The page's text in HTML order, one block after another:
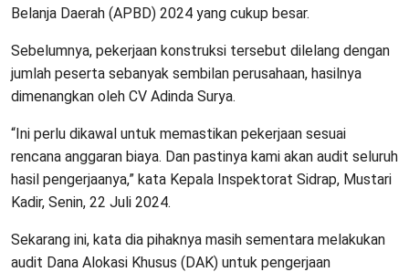
Belanja Daerah (APBD) 2024 yang cukup besar.
Sebelumnya, pekerjaan konstruksi tersebut dilelang dengan
jumlah peserta sebanyak sembilan perusahaan, hasilnya
dimenangkan oleh CV Adinda Surya.
“Ini perlu dikawal untuk memastikan pekerjaan sesuai
rencana anggaran biaya. Dan pastinya kami akan audit seluruh
hasil pengerjaanya,” kata Kepala Inspektorat Sidrap, Mustari
Kadir, Senin, 22 Juli 2024.
Sekarang ini, kata dia pihaknya masih sementara melakukan
audit Dana Alokasi Khusus (DAK) untuk pengerjaan